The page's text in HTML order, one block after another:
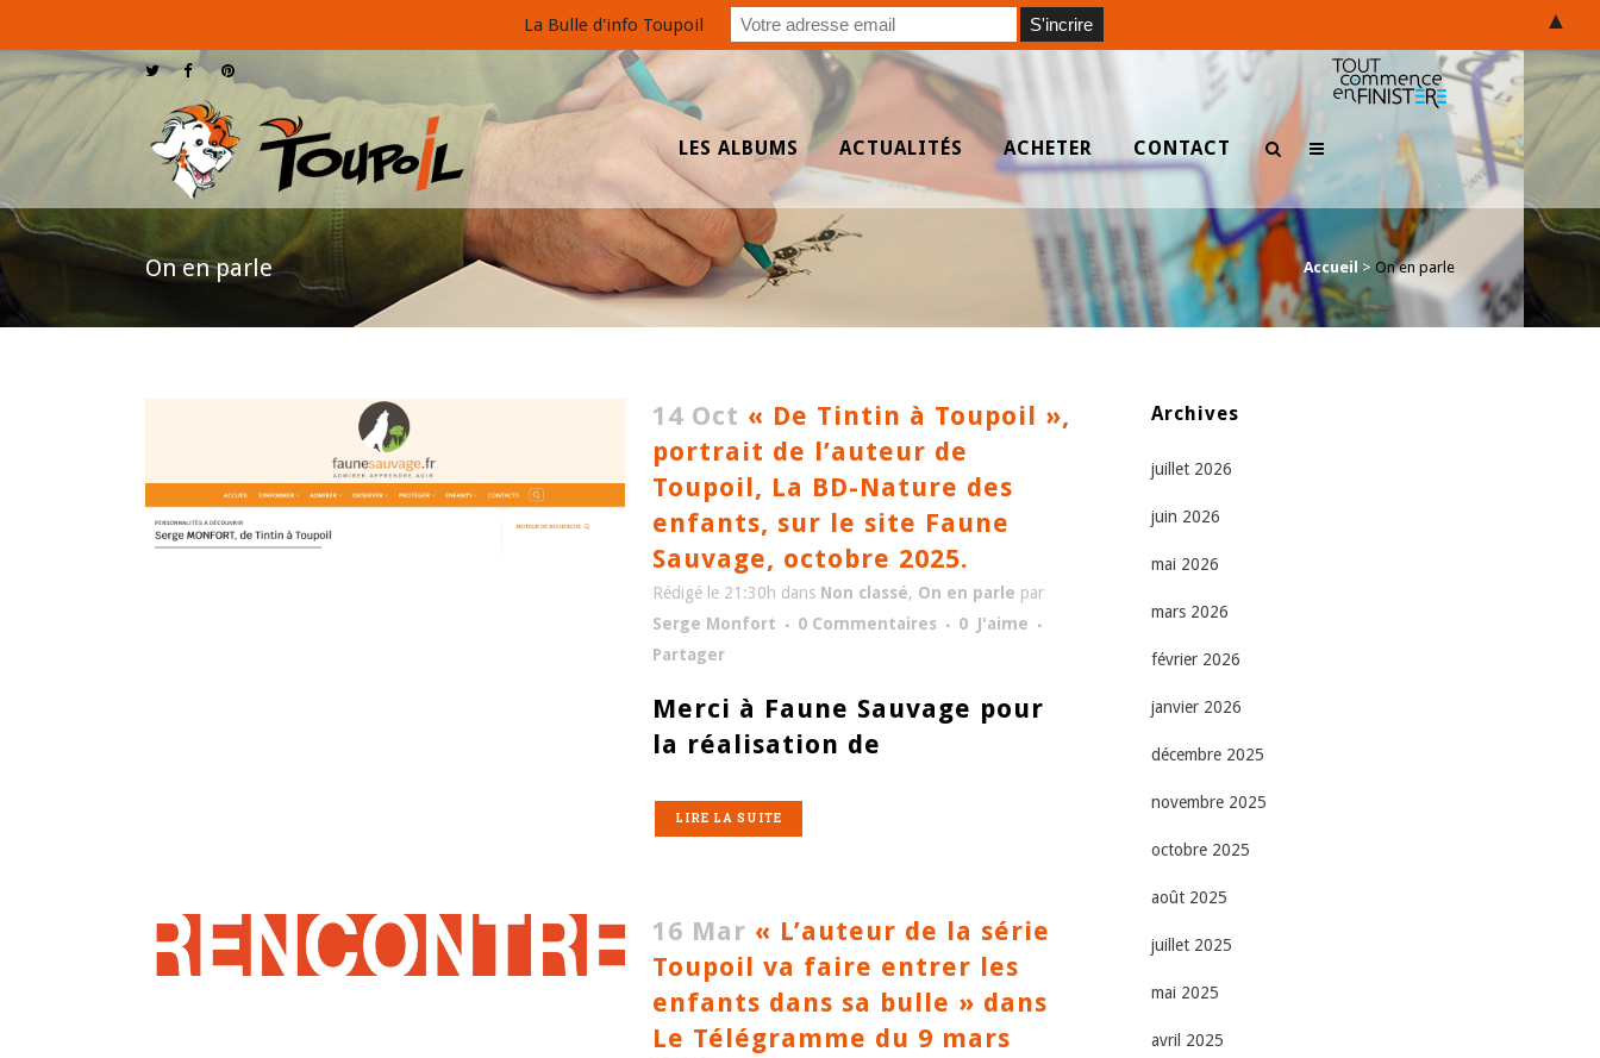
LES ALBUMS ACTUALITÉS ACHETER CONTACT
On en parle Accueil > On en parle
14 Oct « De Tintin à Toupoil »,
portrait de l’auteur de
Toupoil, La BD-Nature des
enfants, sur le site Faune
Sauvage, octobre 2025.
Rédigé le 21:30h dans Non classé, On en parle par
Serge Monfort
0 Commentaires 0 J'aime
Partager
Merci à Faune Sauvage pour
la réalisation de
LIRE LA SUITE
16 Mar « L’auteur de la série
Toupoil va faire entrer les
enfants dans sa bulle » dans
Le Télégramme du 9 mars
Archives
juillet 2026
juin 2026
mai 2026
mars 2026
février 2026
janvier 2026
décembre 2025
novembre 2025
octobre 2025
août 2025
juillet 2025
mai 2025
avril 2025
La Bulle d'info Toupoil ▲